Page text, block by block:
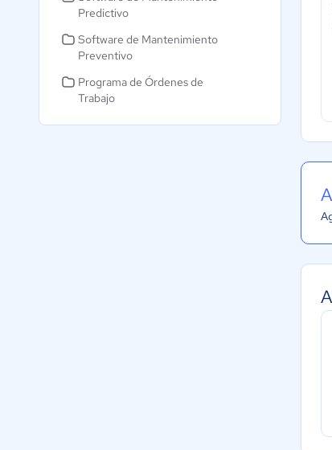
Predictivo
Software de Mantenimiento
Preventivo
Programa de Órdenes de
Trabajo